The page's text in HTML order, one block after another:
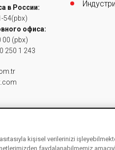
в России:
54(pbx)
офиса:
00 (pbx)
250 1 243
kişisel verilerinizi
faydalanabilmemiz